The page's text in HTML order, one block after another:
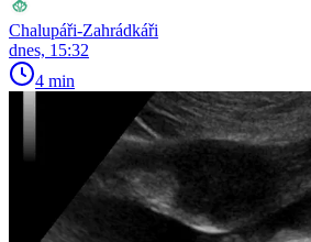
Chalupáři-Zahrádkáři
dnes, 15:32
4 min